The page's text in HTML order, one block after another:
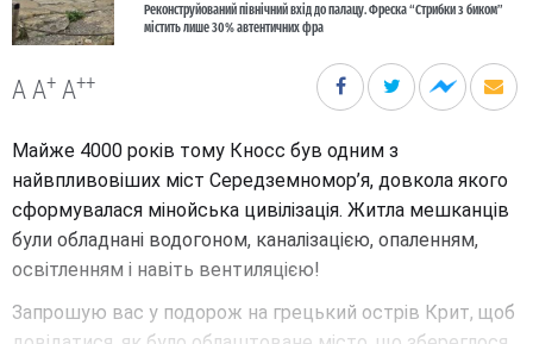
Реконструйований північний вхід до палацу. Фреска “Стрибки з биком”
містить лише 30% автентичних фра
A A+ A++
Майже 4000 років тому Кносс був одним з
найвпливовіших міст Середземномор’я, довкола якого
сформувалася мінойська цивілізація. Житла мешканців
були обладнані водогоном, каналізацією, опаленням,
освітленням і навіть вентиляцією!
Запрошую вас у подорож на грецький острів Крит, щоб